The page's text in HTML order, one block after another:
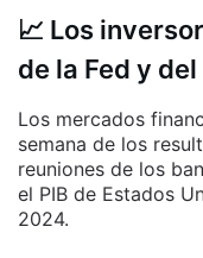
📈 Los
de la Fed y del
Los mercados
semana de los
reuniones de los
el PIB de Estados
2024.